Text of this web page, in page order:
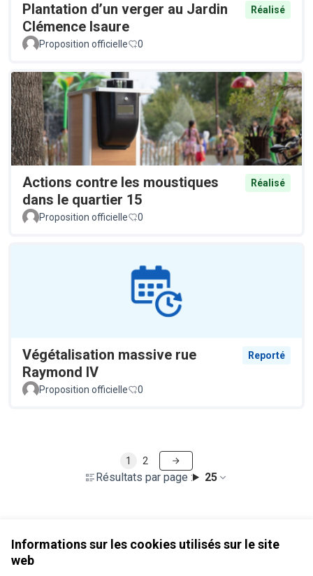
Informations sur les cookies utilisés sur le site
web
Plantation d’un verger au Jardin
Clémence Isaure
Réalisé
Proposition officielle 0
Actions contre les moustiques
dans le quartier 15
Réalisé
Proposition officielle 0
Végétalisation massive rue
Raymond IV
Reporté
Proposition officielle 0
Résultats par page : 25
1 2